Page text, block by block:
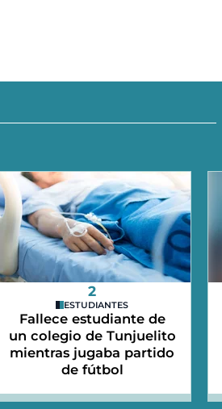
2
ESTUDIANTES
Fallece estudiante de
un colegio de Tunjuelito
mientras jugaba partido
de fútbol